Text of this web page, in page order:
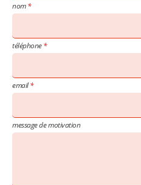
nom
téléphone
email
message de motivation